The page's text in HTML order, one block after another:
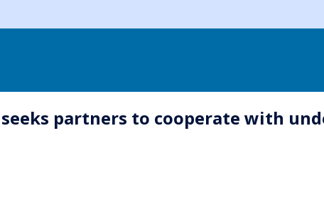
partners to cooperate with